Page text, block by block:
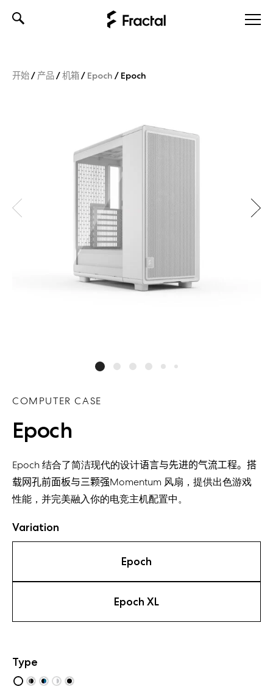
开始/ 产品/机箱/ Epoch / Epoch
COMPUTER CASE
Epoch
Epoch结合了简洁现代的设计语言与先进的气流工程。 搭
载网孔前面板与三颗强Momentum 风扇，提供出色游戏
性能，并完美融入你的电竞主机配置中。
Variation
Epoch
Epoch XL
Type